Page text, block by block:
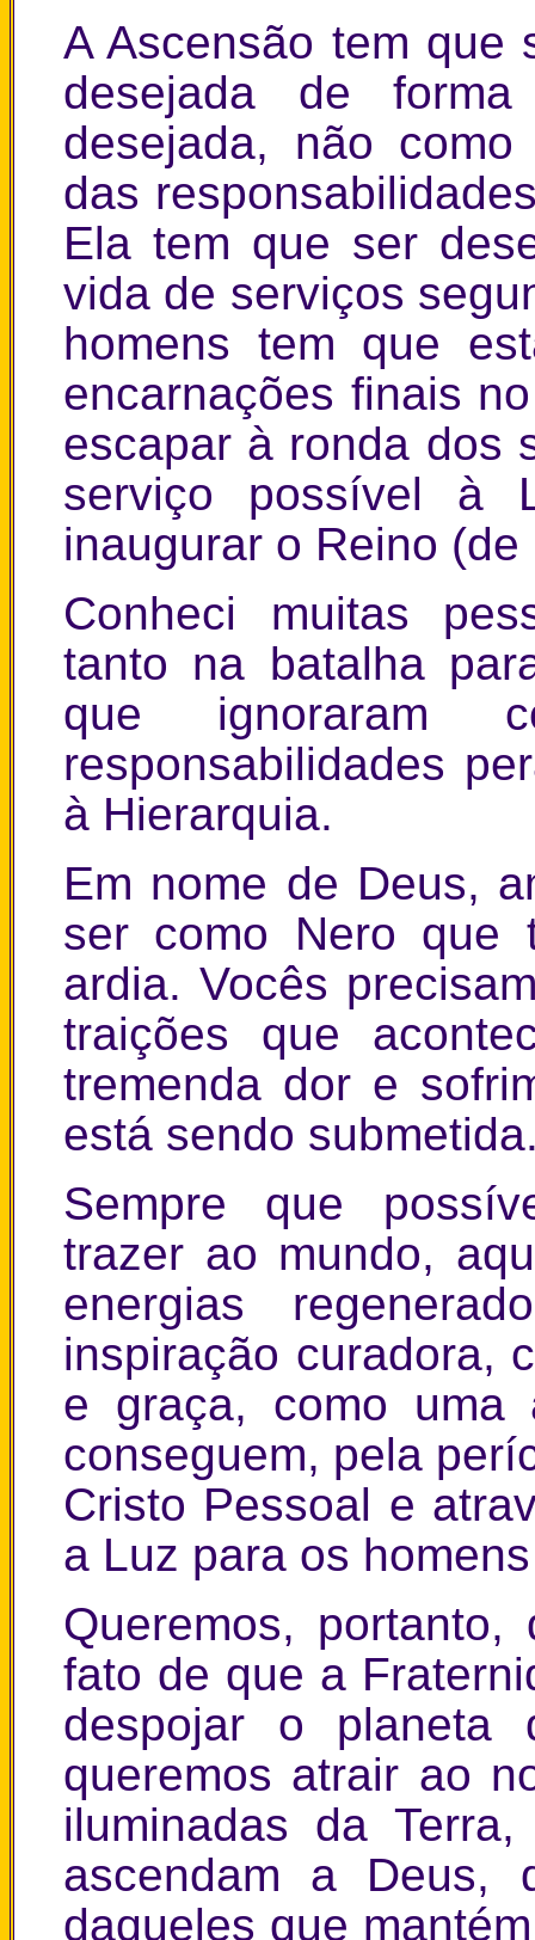
A Ascensão tem que
desejada de
desejada, não
das
Ela tem que ser
vida de serviços
homens tem que
encarnações finais
escapar à ronda dos
serviço possível à
inaugurar o Reino (de
Conheci muitas
tanto na batalha
que ignoraram
responsabilidades
à Hierarquia.
Em nome de Deus,
ser como Nero que
ardia. Vocês
traições que
tremenda dor e
está sendo
Sempre que
trazer ao mundo,
energias
inspiração curadora,
e graça, como uma
conseguem, pela
Cristo Pessoal e
a Luz para os
Queremos,
fato de que a
despojar o
queremos atrair ao
iluminadas da
ascendam a Deus,
daqueles que